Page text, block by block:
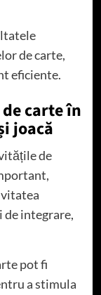
de carte,
eficiente.
carte în
joacă
de
integrare,
pot fi
a stimula